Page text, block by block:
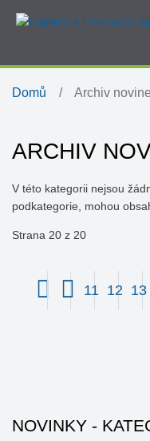
Domů Archiv
ARCHIV
V této kategorii nejsou
podkategorie, mohou
Strana 20 z 20
11 12 13
NOVINKY -